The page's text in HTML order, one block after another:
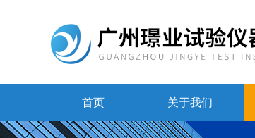
首页 关于我们